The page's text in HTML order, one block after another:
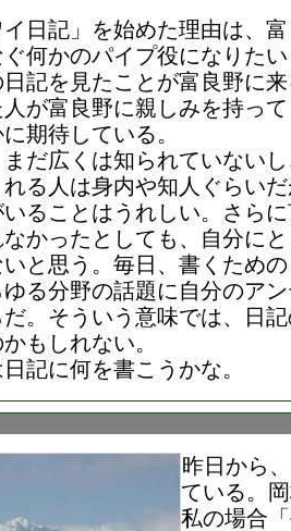
日記」を始めた理由は、
何かのパイプ役になりた
記を見たことが富良野に
が富良野に親しみを持っ
期待している。
だ広くは知られていない
る人は身内や知人ぐらい
いることはうれしい。さら
かったとしても、自分に
と思う。毎日、書くため
る分野の話題に自分のア
。そういう意味では、日
もしれない。
記に何を書こうかな。
昨日から、
ている。
私の場合